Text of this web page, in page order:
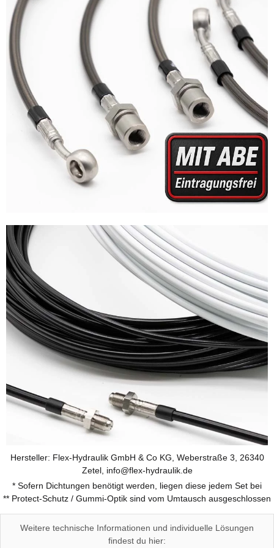
Hersteller: Flex-Hydraulik GmbH & Co KG, Weberstraße 3, 26340
Zetel, info@flex-hydraulik.de
* Sofern Dichtungen benötigt werden, liegen diese jedem Set bei
** Protect-Schutz / Gummi-Optik sind vom Umtausch ausgeschlossen
Weitere technische Informationen und individuelle Lösungen
findest du hier: